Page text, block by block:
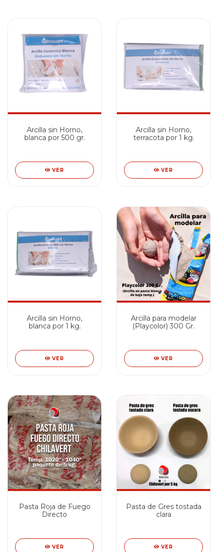
Arcilla sin Horno,
blanca por 500 gr.
VER
Arcilla sin Horno,
terracota por 1 kg.
VER
Arcilla sin Horno,
blanca por 1 kg.
VER
Arcilla para modelar
(Playcolor) 300 Gr.
VER
Pasta Roja de Fuego
Directo
VER
Pasta de Gres tostada
clara
VER